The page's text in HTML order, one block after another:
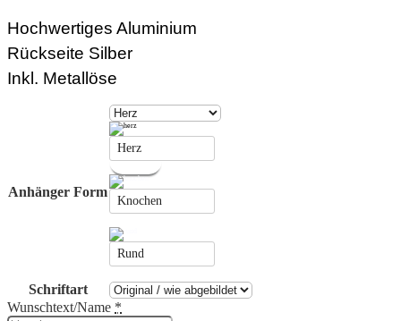
Hochwertiges Aluminium
Rückseite Silber
Inkl. Metallöse
Anhänger Form
Herz
Knochen
Rund
Schriftart
Wunschtext/Name *